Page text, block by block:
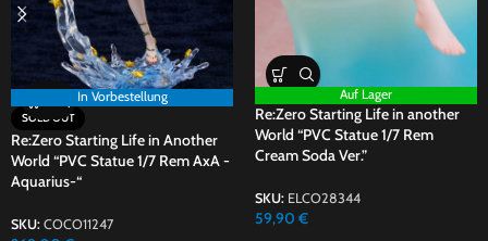
In Vorbestellung
SOLD OUT
Re:Zero Starting Life in Another
World “PVC Statue 1/7 Rem AxA -
Aquarius-“
SKU: COCO11247
Auf Lager
Re:Zero Starting Life in another
World “PVC Statue 1/7 Rem
Cream Soda Ver.”
SKU: ELCO28344
59,90 €